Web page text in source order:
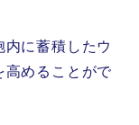
に蓄積したウ
高めることがで